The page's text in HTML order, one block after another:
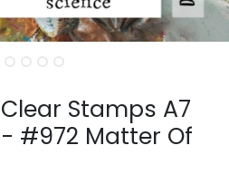
Stamps A7
#972 Matter Of